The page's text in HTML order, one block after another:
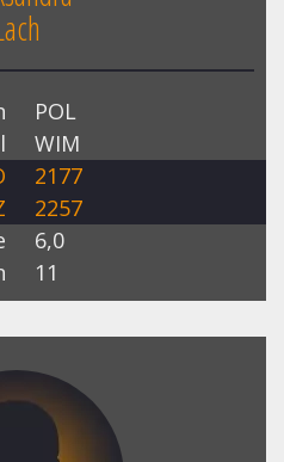
POL
WIM
2177
2257
6,0
11